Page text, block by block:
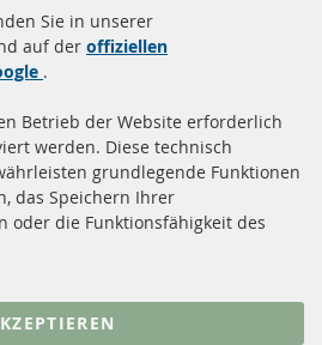
Über uns
Versandkosten
Kontakt
Vertrag widerrufen
Sie in unserer
auf der offiziellen
.
Betrieb der Website erforderlich
werden. Diese technisch
grundlegende Funktionen
das Speichern Ihrer
oder die Funktionsfähigkeit des